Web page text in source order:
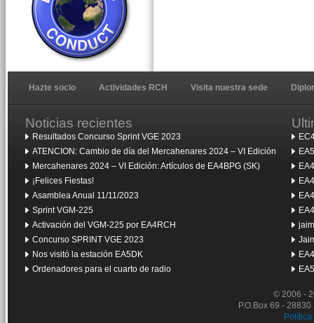
Hazte socio Actividades RCH Visita nuestra sede
Noticias recientes
Resultados Concurso Sprint VGE 2023
ATENCION: Cambio de día del Mercahenares 2024 – VI Edición
Mercahenares 2024 – VI Edición: Artículos de EA4BPG (SK)
¡Felices Fiestas!
Asamblea Anual 11/11/2023
Sprint VGM-225
Activación del VGM-225 por EA4RCH
Concurso SPRINT VGE 2023
Nos visitó la estación EA5DK
Ordenadores para el cuarto de radio
© 2006 -
P.O.Box 69 -